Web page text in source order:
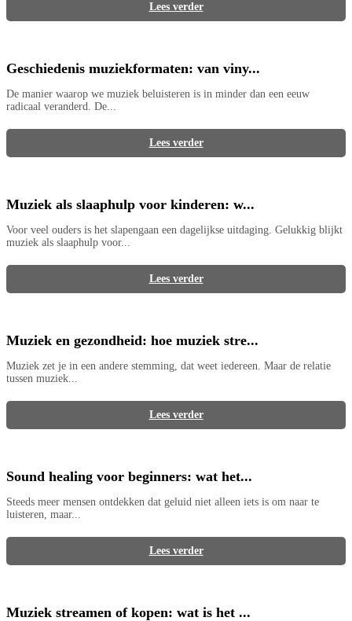
Lees verder
Geschiedenis muziekformaten: van viny...
De manier waarop we muziek beluisteren is in minder dan een eeuw
radicaal veranderd. De...
Lees verder
Muziek als slaaphulp voor kinderen: w...
Voor veel ouders is het slapengaan een dagelijkse uitdaging. Gelukkig blijkt
muziek als slaaphulp voor...
Lees verder
Muziek en gezondheid: hoe muziek stre...
Muziek zet je in een andere stemming, dat weet iedereen. Maar de relatie
tussen muziek...
Lees verder
Sound healing voor beginners: wat het...
Steeds meer mensen ontdekken dat geluid niet alleen iets is om naar te
luisteren, maar...
Lees verder
Muziek streamen of kopen: wat is het ...